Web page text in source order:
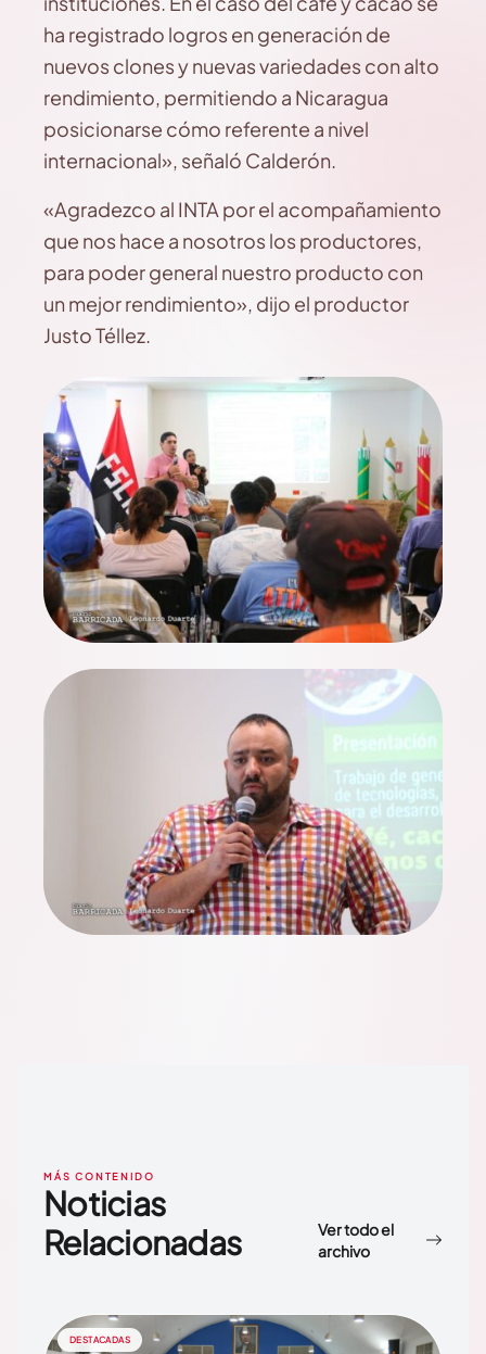
ha registrado logros en generación de
nuevos clones y nuevas variedades con alto
rendimiento, permitiendo a Nicaragua
posicionarse cómo referente a nivel
internacional», señaló Calderón.
«Agradezco al INTA por el acompañamiento
que nos hace a nosotros los productores,
para poder general nuestro producto con
un mejor rendimiento», dijo el productor
Justo Téllez.
MÁS CONTENIDO
Noticias
Relacionadas
Ver todo el
archivo
DESTACADAS